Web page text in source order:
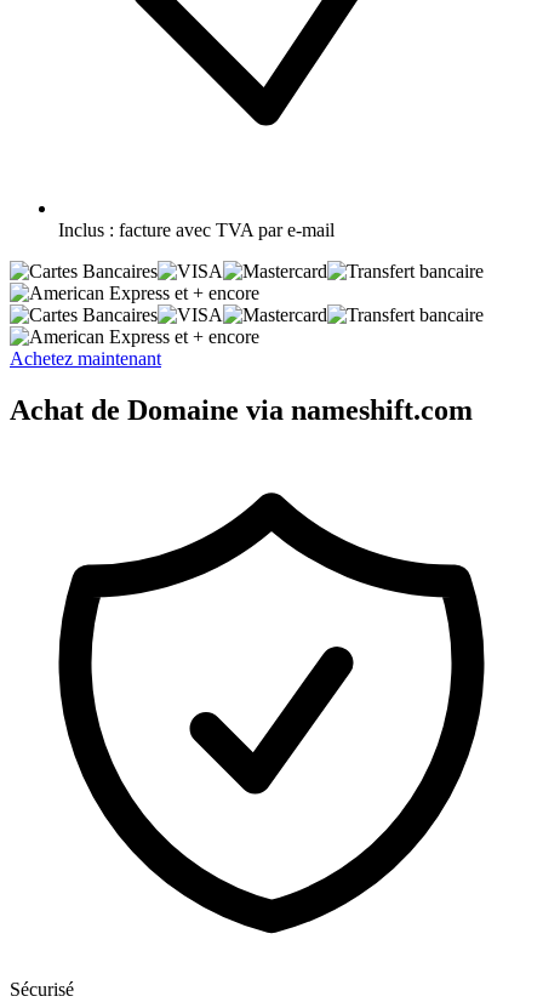
Inclus : facture avec TVA par e-mail
et + encore
et + encore
Achetez maintenant
Achat de Domaine via nameshift.com
Sécurisé